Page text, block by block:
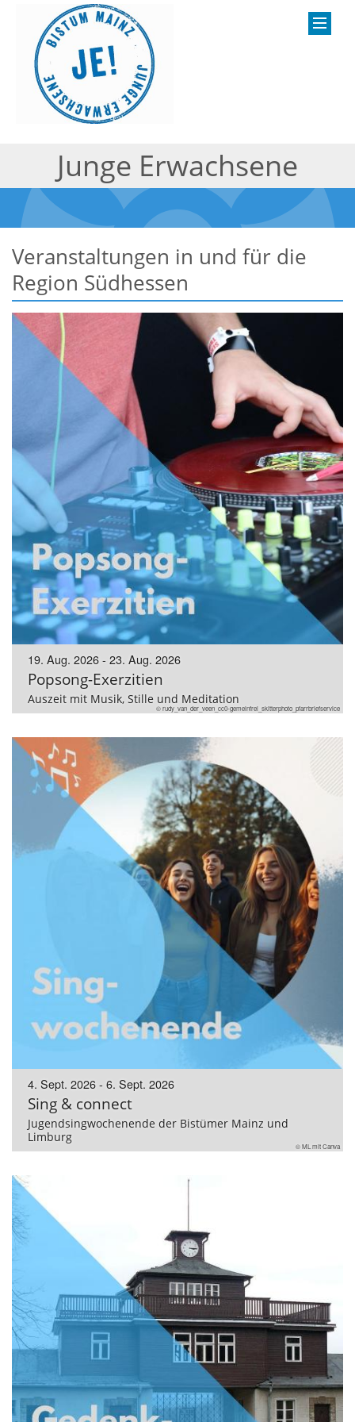
Junge Erwachsene
Veranstaltungen in und für die
Region Südhessen
19. Aug. 2026 - 23. Aug. 2026
Popsong-Exerzitien
Auszeit mit Musik, Stille und Meditation
© rudy_van_der_veen_cc0-gemeinfrei_skitterphoto_pfarrbriefservice
4. Sept. 2026 - 6. Sept. 2026
Sing & connect
Jugendsingwochenende der Bistümer Mainz und
Limburg
© ML mit Canva